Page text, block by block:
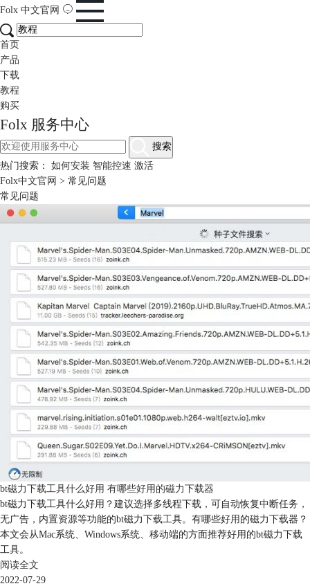
Folx 中文官网
首页
产品
下载
教程
购买
Folx 服务中心
搜索
热门搜索： 如何安装 智能控速 激活
Folx中文官网 > 常见问题
常见问题
bt磁力下载工具什么好用 有哪些好用的磁力下载器
bt磁力下载工具什么好用？建议选择多线程下载，可自动恢复中断任务，
无广告，内置资源等功能的bt磁力下载工具。有哪些好用的磁力下载器？
本文会从Mac系统、Windows系统、移动端的方面推荐好用的bt磁力下载
工具。
阅读全文
2022-07-29